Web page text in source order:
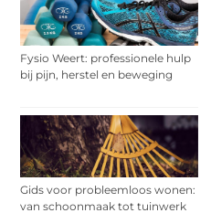
Fysio Weert: professionele hulp
bij pijn, herstel en beweging
Gids voor probleemloos wonen:
van schoonmaak tot tuinwerk